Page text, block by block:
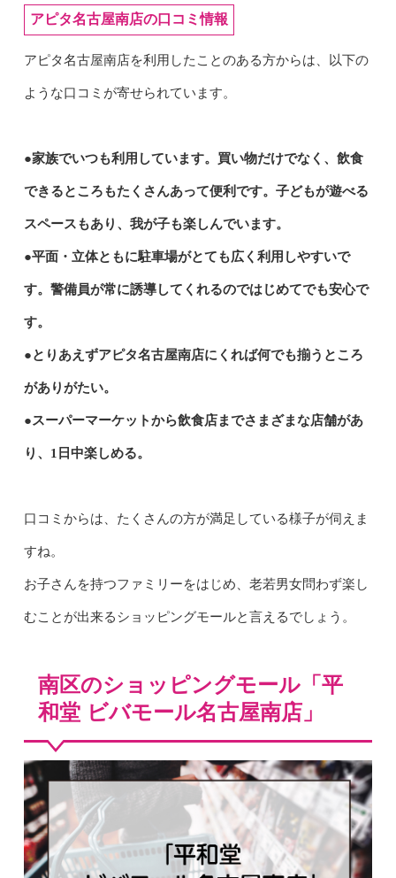
アピタ名古屋南店の口コミ情報
アピタ名古屋南店を利用したことのある方からは、以下の
ような口コミが寄せられています。
●家族でいつも利用しています。買い物だけでなく、飲食
できるところもたくさんあって便利です。子どもが遊べる
スペースもあり、我が子も楽しんでいます。
●平面・立体ともに駐車場がとても広く利用しやすいで
す。警備員が常に誘導してくれるのではじめてでも安心で
す。
●とりあえずアピタ名古屋南店にくれば何でも揃うところ
がありがたい。
●スーパーマーケットから飲食店までさまざまな店舗があ
り、1日中楽しめる。
口コミからは、たくさんの方が満足している様子が伺えま
すね。
お子さんを持つファミリーをはじめ、老若男女問わず楽し
むことが出来るショッピングモールと言えるでしょう。
南区のショッピングモール「平
和堂 ビバモール名古屋南店」